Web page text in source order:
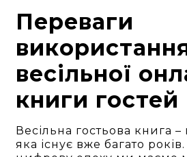
Переваги
весільної
книги гостей
Весільна гостьова книга
яка існує вже багато